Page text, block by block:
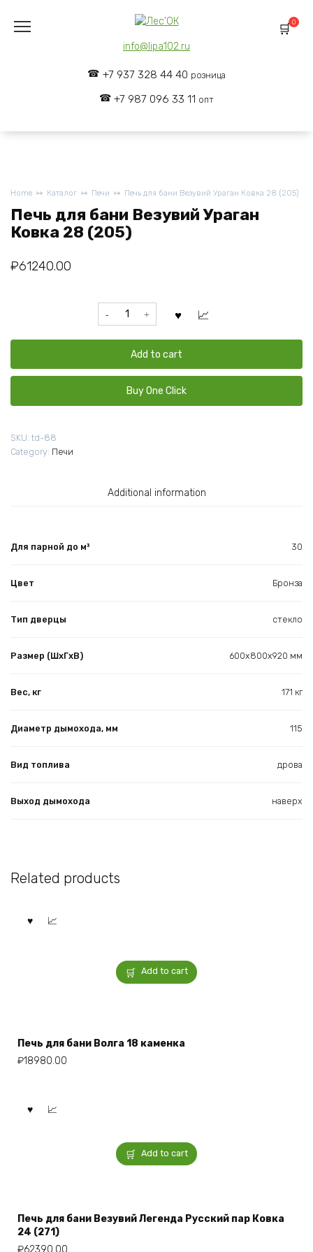
content
info@lipa102.ru
+7 937 328 44 40 розница
+7 987 096 33 11 опт
0
Home Каталог Печи Печь для бани Везувий Ураган Ковка 28 (205)
Печь для бани Везувий Ураган
Ковка 28 (205)
₽61240.00
для
бани
Везувий
Ураган
Add to cart
Buy One Click
SKU: td-88
Category: Печи
Additional information
Для парной до м³ 30
Цвет Бронза
Тип дверцы стекло
Размер (ШхГхВ) 600х800х920 мм
Вес, кг 171 кг
Диаметр дымохода, мм 115
Вид топлива дрова
Выход дымохода наверх
Related products
Add to cart
Печь для бани Волга 18 каменка
₽18980.00
Add to cart
Печь для бани Везувий Легенда Русский пар Ковка
24 (271)
₽62390.00